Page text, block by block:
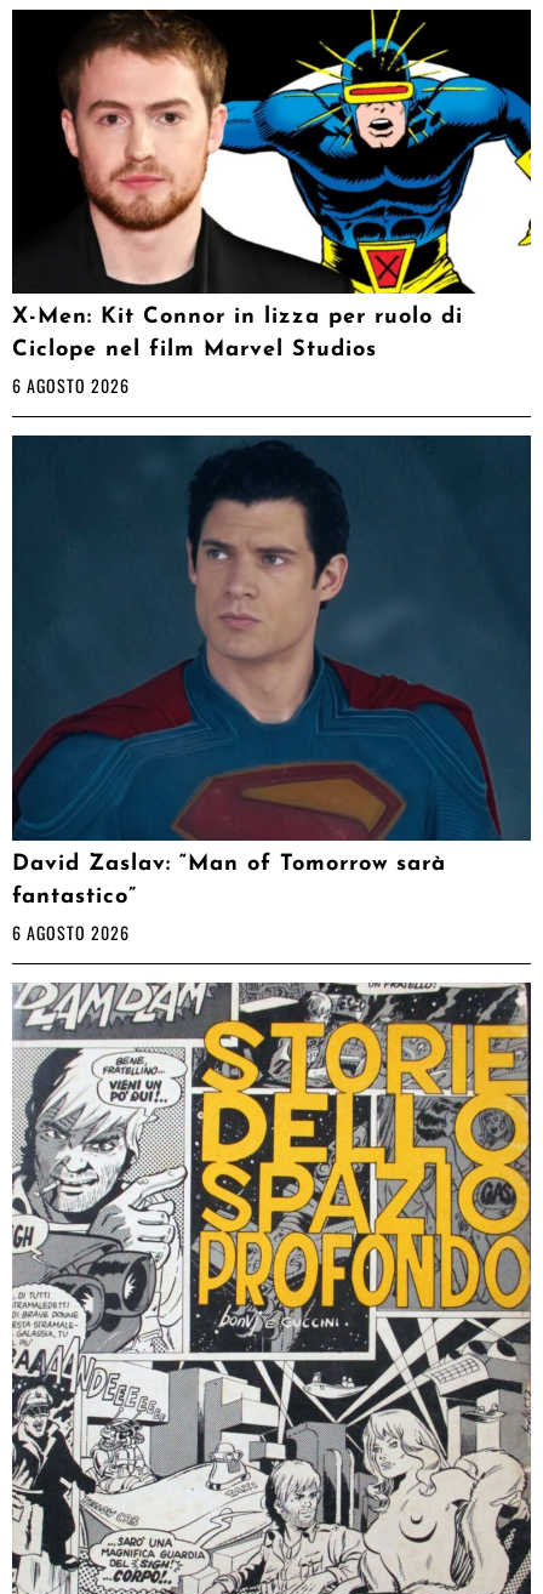
X-Men: Kit Connor in lizza per ruolo di
Ciclope nel film Marvel Studios
6 AGOSTO 2026
David Zaslav: “Man of Tomorrow sarà
fantastico”
6 AGOSTO 2026